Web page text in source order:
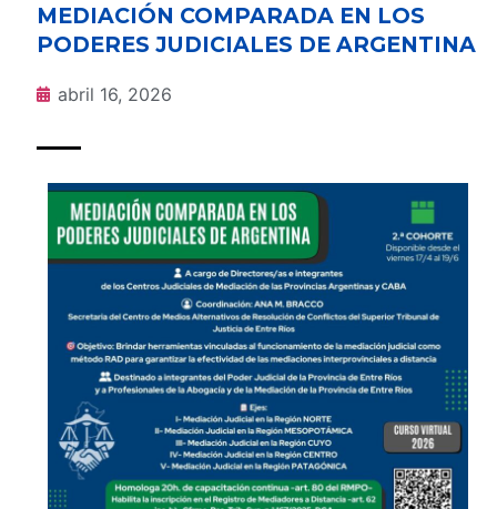
MEDIACIÓN COMPARADA EN LOS
PODERES JUDICIALES DE ARGENTINA
abril 16, 2026